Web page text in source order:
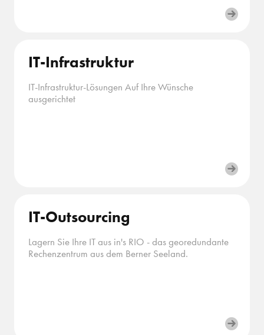
IT-Infra­struktur
IT-Infrastruktur-Lösungen Auf Ihre Wünsche
ausgerichtet
IT-Outsourcing
Lagern Sie Ihre IT aus in's RIO - das georedundante
Rechenzentrum aus dem Berner Seeland.